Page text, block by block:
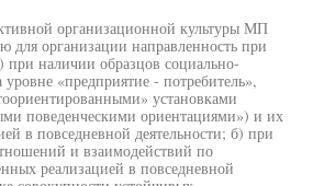
организационной культуры МП
для организации направленность при
наличии образцов социально-
«предприятие - потребитель»,
установками
поведенческими ориентациями») и их
в повседневной деятельности; б) при
и взаимодействий по
реализацией в повседневной